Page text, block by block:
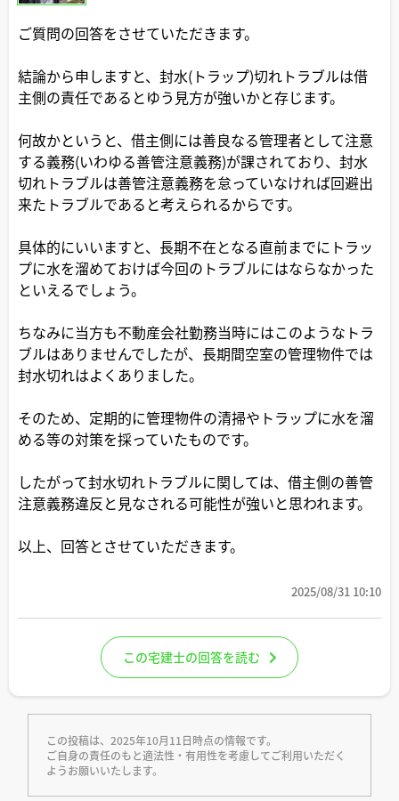
ご質問の回答をさせていただきます。
結論から申しますと、封水(トラップ)切れトラブルは借
主側の責任であるとゆう見方が強いかと存じます。
何故かというと、借主側には善良なる管理者として注意
する義務(いわゆる善管注意義務)が課されており、封水
切れトラブルは善管注意義務を怠っていなければ回避出
来たトラブルであると考えられるからです。
具体的にいいますと、長期不在となる直前までにトラッ
プに水を溜めておけば今回のトラブルにはならなかった
といえるでしょう。
ちなみに当方も不動産会社勤務当時にはこのようなトラ
ブルはありませんでしたが、長期間空室の管理物件では
封水切れはよくありました。
そのため、定期的に管理物件の清掃やトラップに水を溜
める等の対策を採っていたものです。
したがって封水切れトラブルに関しては、借主側の善管
注意義務違反と見なされる可能性が強いと思われます。
以上、回答とさせていただきます。
2025/08/31 10:10
この宅建士の回答を読む
この投稿は、2025年10月11日時点の情報です。
ご自身の責任のもと適法性・有用性を考慮してご利用いただく
ようお願いいたします。